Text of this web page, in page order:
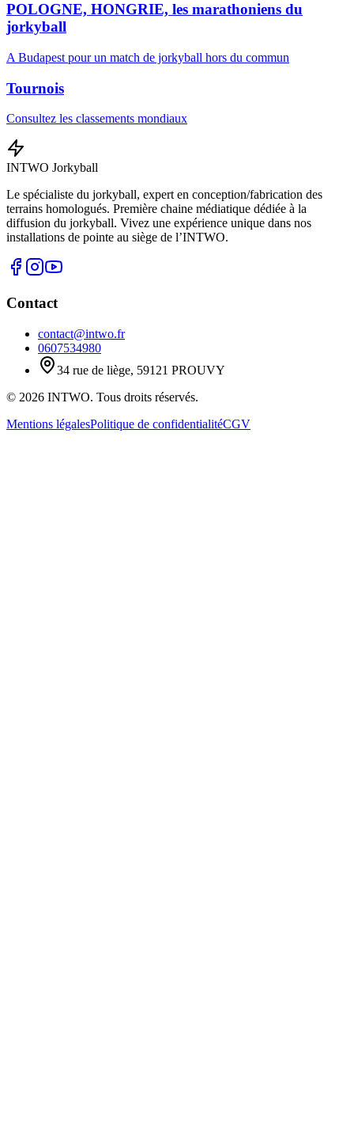
POLOGNE, HONGRIE, les marathoniens du
jorkyball
A Budapest pour un match de jorkyball hors du commun
Tournois
Consultez les classements mondiaux
INTWO Jorkyball
Le spécialiste du jorkyball, expert en conception/fabrication des
terrains homologués. Première chaine médiatique dédiée à la
diffusion du jorkyball. Vivez une expérience unique dans nos
installations de pointe au siège de l’INTWO.
Contact
contact@intwo.fr
0607534980
34 rue de liège, 59121 PROUVY
© 2026 INTWO. Tous droits réservés.
Mentions légalesPolitique de confidentialitéCGV